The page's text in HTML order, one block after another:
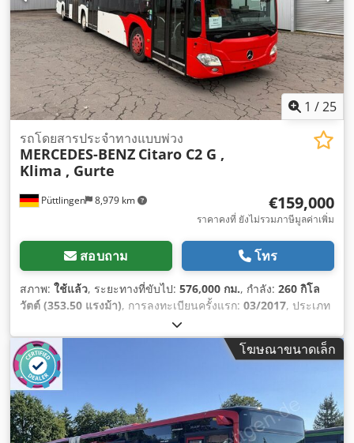
1 /25
Püttlingen 8,979 km
รถโดยสารประจำทางแบบพ่วง
MERCEDES-BENZ Citaro C2 G ,
Klima , Gurte
€159,000
ราคาคงที่ ยังไม่รวมภาษีมูลค่าเพิ่ม
สอบถาม โทร
สภาพ: ใช้แล้ว, ระยะทางที่ขับไป: 576,000 กม., กำลัง: 260 กิโล
วัตต์ (353.50 แรงม้า), การลงทะเบียนครั้งแรก: 03/2017, ประเภท
51, ประเภทเกียร์:
ชั้นการปล่อยมลพิษ:ยูโร 6, สี:สีขาว, เบรก:รีทาร์เดอร์, อุปกรณ์:
เครื่องทำความร้อนขณะจอดรถ, เครื่องปรับอากาศ, เอบีเอส,
โฆษณาขนาดเล็ก